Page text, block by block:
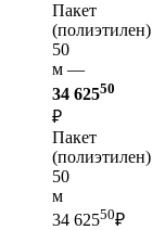
Пакет
(полиэтилен)
50
м —
34 62550
₽
Пакет
(полиэтилен)
50
м
34 62550₽